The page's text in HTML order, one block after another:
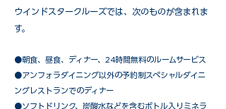
ウインドスタークルーズでは、次のものが含まれま
す。
●朝食、昼食、ディナー、24時間無料のルームサービス
​●アンフォラダイニング以外の予約制スペシャルダイニ
ングレストランでのディナー
●ソフトドリンク、炭酸水などを含むボトル入りミネラ